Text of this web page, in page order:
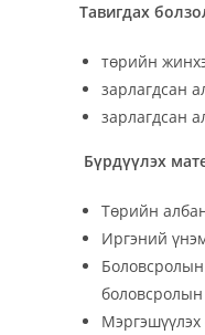
Тавигдах
төрийн
зарлагдсан
зарлагдсан
Бүрдүүлэх
Төрийн
Иргэний
Боловсролын
боловсролын
Мэргэшүүлэх